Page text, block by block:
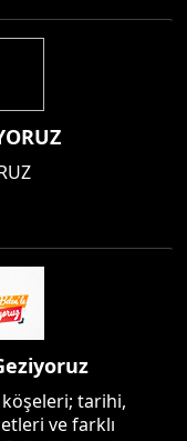
tarihi,
ve farklı